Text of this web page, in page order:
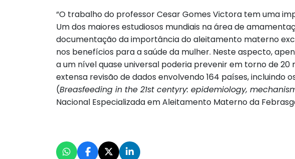
“O trabalho do professor Cesar Gomes Victora tem uma
Um dos maiores estudiosos mundiais na área de
documentação da importância do aleitamento materno
nos benefícios para a saúde da mulher. Neste aspecto,
a um nível quase universal poderia prevenir em torno de
extensa revisão de dados envolvendo 164 países, incluindo
(Breasfeeding in the 21st centyry: epidemiology,
Nacional Especializada em Aleitamento Materno da